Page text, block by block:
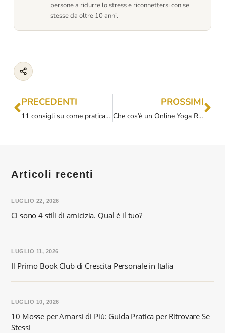
persone a ridurre lo stress e riconnettersi con se
stesse da oltre 10 anni.
PRECEDENTI
11 consigli su come praticare yoga online su Zoom (o piattaforme simili)
PROSSIMI
Che cos’è un Online Yoga Retreat (o Vacanza di Yoga Virtuale)?
Articoli recenti
Ci sono 4 stili di amicizia. Qual è il tuo?
LUGLIO 22, 2026
Il Primo Book Club di Crescita Personale in Italia
LUGLIO 11, 2026
10 Mosse per Amarsi di Più: Guida Pratica per Ritrovare Se
Stessi
LUGLIO 10, 2026